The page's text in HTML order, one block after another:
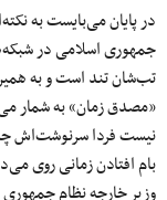
در پایان می‌بایست به
جمهوری اسلامی در
تب‌شان تند است و به
«مصدق زمان» به شمار
نیست فردا سرنوشت‌اش
بام افتادن زمانی روی
وزیر خارجه نظام